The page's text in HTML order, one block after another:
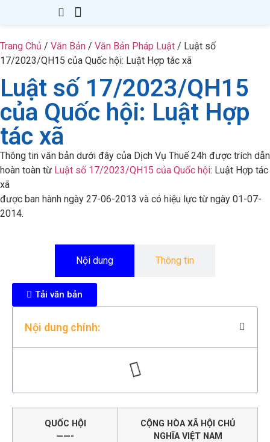
Trang Chủ / Văn Bản / Văn Bản Pháp Luật / Luật số
17/2023/QH15 của Quốc hội: Luật Hợp tác xã
Luật số 17/2023/QH15
của Quốc hội: Luật Hợp
tác xã
Thông tin văn bản dưới đây của Dịch Vụ Thuế 24h được trích dẫn
hoàn toàn từ Luật số 17/2023/QH15 của Quốc hội: Luật Hợp tác
xã
được ban hành ngày 27-06-2013 và có hiệu lực từ ngày 01-07-
2014.
Nội dung Thông tin
Tải văn bản
Nội dung chính:
QUỐC HỘI
——-
CỘNG HÒA XÃ HỘI CHỦ
NGHĨA VIỆT NAM